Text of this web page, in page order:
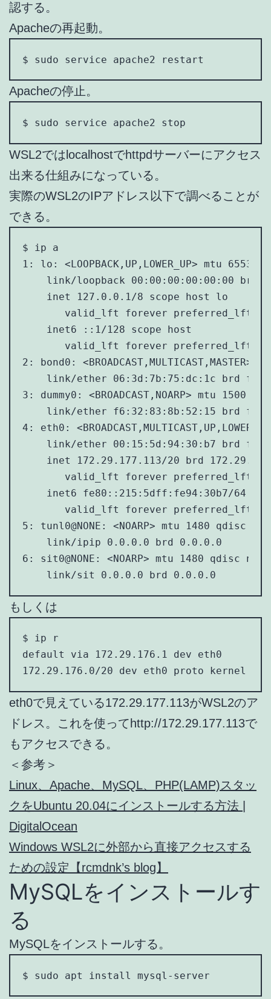
認する。
Apacheの再起動。
$ sudo service apache2 restart
Apacheの停止。
$ sudo service apache2 stop
WSL2ではlocalhostでhttpdサーバーにアクセス
出来る仕組みになっている。
実際のWSL2のIPアドレス以下で調べることが
できる。
$ ip a
1: lo: <LOOPBACK,UP,LOWER_UP> mtu
link/loopback 00:00:00:00:00:00 brd
    inet 127.0.0.1/8 scope host lo
valid_lft forever preferred_lft
    inet6 ::1/128 scope host
valid_lft forever preferred_lft
2: bond0:
link/ether 06:3d:7b:75:dc:1c brd
3: dummy0: <BROADCAST,NOARP> mtu
link/ether f6:32:83:8b:52:15 brd
4: eth0:
link/ether 00:15:5d:94:30:b7 brd
inet 172.29.177.113/20 brd
valid_lft forever preferred_lft
inet6 fe80::215:5dff:fe94:30b7/64
valid_lft forever preferred_lft
5: tunl0@NONE: <NOARP> mtu 1480 qdisc
    link/ipip 0.0.0.0 brd 0.0.0.0
6: sit0@NONE: <NOARP> mtu 1480 qdisc
    link/sit 0.0.0.0 brd 0.0.0.0
もしくは
$ ip r
default via 172.29.176.1 dev eth0
172.29.176.0/20 dev eth0 proto kernel
eth0で見えている172.29.177.113がWSL2のア
ドレス。これを使ってhttp://172.29.177.113で
もアクセスできる。
＜参考＞
Linux、Apache、MySQL、PHP(LAMP)スタッ
クをUbuntu 20.04にインストールする方法 |
DigitalOcean
Windows WSL2に外部から直接アクセスする
ための設定【rcmdnk’s blog】
MySQLをインストールす
る
MySQLをインストールする。